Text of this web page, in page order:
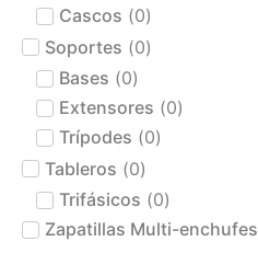
Cascos (0)
Soportes (0)
Bases (0)
Extensores (0)
Trípodes (0)
Tableros (0)
Trifásicos (0)
Zapatillas Multi-enchufes